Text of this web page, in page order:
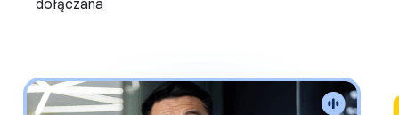
dołączana